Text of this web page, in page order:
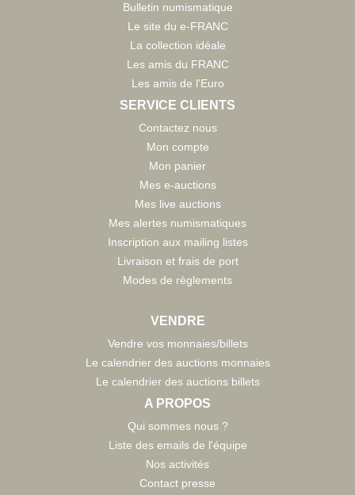
Bulletin numismatique
Le site du e-FRANC
La collection idéale
Les amis du FRANC
Les amis de l'Euro
SERVICE CLIENTS
Contactez nous
Mon compte
Mon panier
Mes e-auctions
Mes live auctions
Mes alertes numismatiques
Inscription aux mailing listes
Livraison et frais de port
Modes de règlements
VENDRE
Vendre vos monnaies/billets
Le calendrier des auctions monnaies
Le calendrier des auctions billets
A PROPOS
Qui sommes nous ?
Liste des emails de l'équipe
Nos activités
Contact presse